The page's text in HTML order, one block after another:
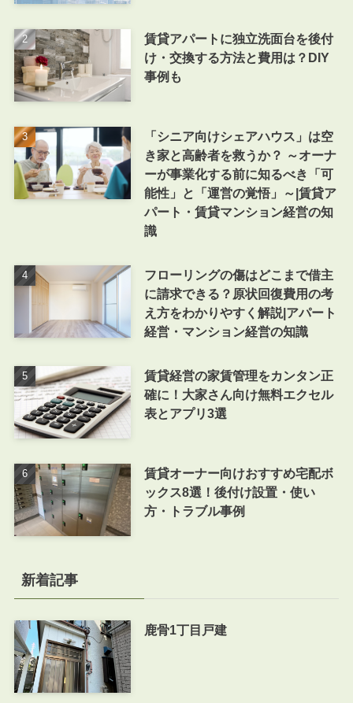
賃貸アパートに独立洗面台を後付
け・交換する方法と費用は？DIY
事例も
「シニア向けシェアハウス」は空
き家と高齢者を救うか？ ～オーナ
ーが事業化する前に知るべき「可
能性」と「運営の覚悟」～|賃貸ア
パート・賃貸マンション経営の知
識
フローリングの傷はどこまで借主
に請求できる？原状回復費用の考
え方をわかりやすく解説|アパート
経営・マンション経営の知識
賃貸経営の家賃管理をカンタン正
確に！大家さん向け無料エクセル
表とアプリ3選
賃貸オーナー向けおすすめ宅配ボ
ックス8選！後付け設置・使い
方・トラブル事例
新着記事
鹿骨1丁目戸建